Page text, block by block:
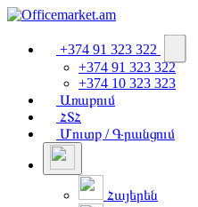
+374 91 323 322
+374 91 323 322
+374 10 323 323
Առաքում
ՀՏՀ
Մուտք / Գրանցում
Հայերեն